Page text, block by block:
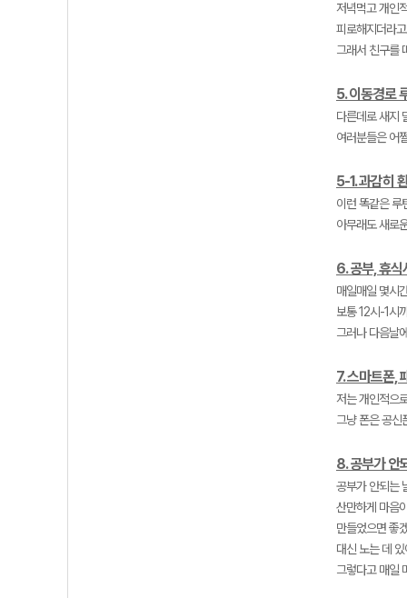
저녁먹고 개인
피로해지더라
그래서 친구를
5. 이동경로
다른데로 새지
여러분들은 어
5-1. 과감히
이런 똑같은 루
아무래도 새로
6. 공부, 휴
매일매일 몇시
보통 12시-1시
그러나 다음날
7. 스마트폰,
저는 개인적으
그냥 폰은 공신
8. 공부가 안
공부가 안되는
산만하게 마음
만들었으면 좋
대신 노는 데
그렇다고 매일